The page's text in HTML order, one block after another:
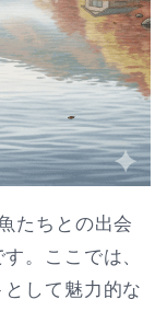
たちとの出会
。ここでは、
して魅力的な